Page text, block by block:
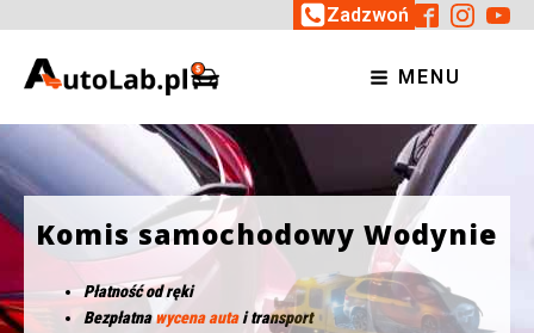
Zadzwoń
MENU
Komis samochodowy Wodynie
Płatność od ręki
Bezpłatnawycena autai transport